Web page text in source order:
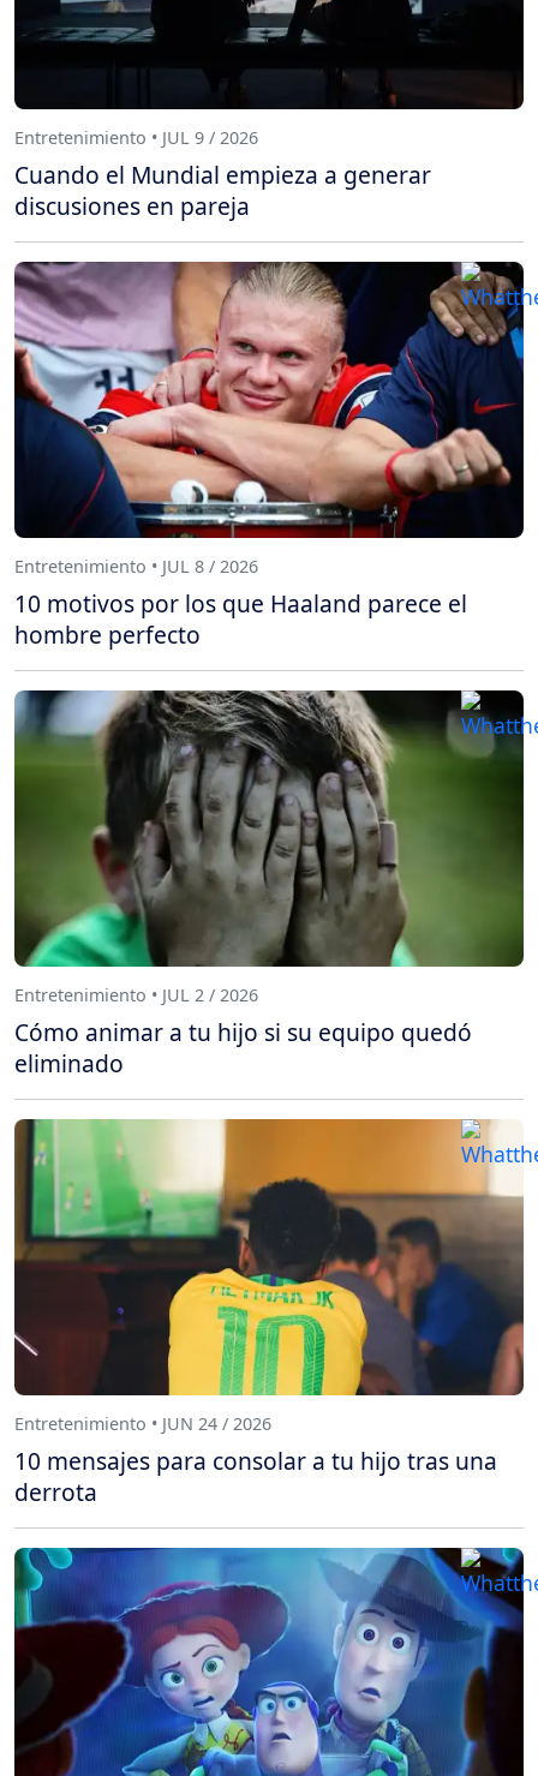
Entretenimiento • JUL 9 / 2026
Cuando el Mundial empieza a generar
discusiones en pareja
Entretenimiento • JUL 8 / 2026
10 motivos por los que Haaland parece el
hombre perfecto
Entretenimiento • JUL 2 / 2026
Cómo animar a tu hijo si su equipo quedó
eliminado
Entretenimiento • JUN 24 / 2026
10 mensajes para consolar a tu hijo tras una
derrota